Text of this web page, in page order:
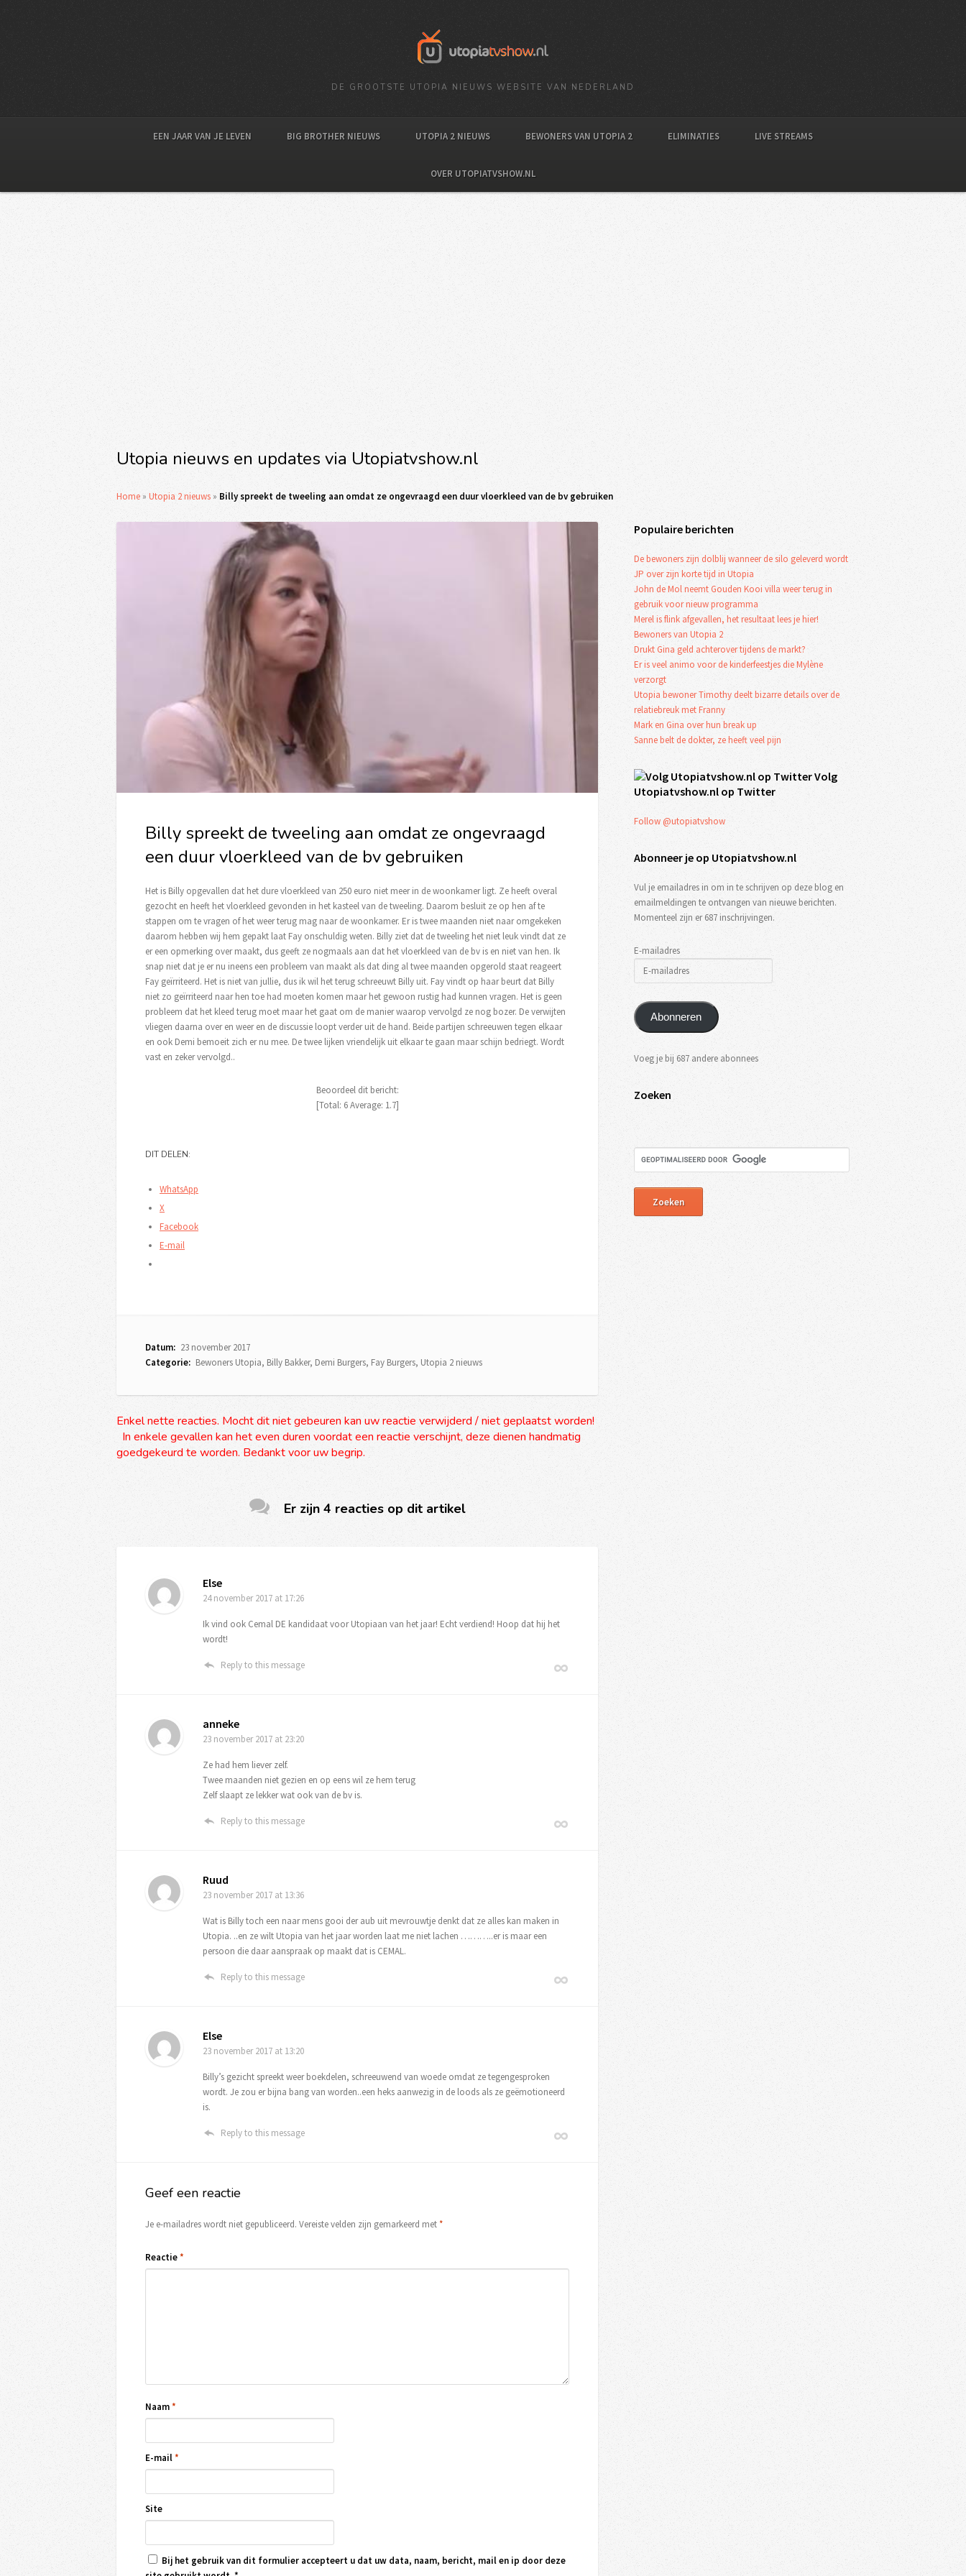
DE GROOTSTE UTOPIA NIEUWS WEBSITE VAN NEDERLAND
EEN JAAR VAN JE LEVEN BIG BROTHER NIEUWS UTOPIA 2 NIEUWS BEWONERS VAN UTOPIA 2 ELIMINATIES LIVE STREAMS
OVER UTOPIATVSHOW.NL
Utopia nieuws en updates via Utopiatvshow.nl
Home » Utopia 2 nieuws » Billy spreekt de tweeling aan omdat ze ongevraagd een duur vloerkleed van de bv gebruiken
Billy spreekt de tweeling aan omdat ze ongevraagd
een duur vloerkleed van de bv gebruiken
Het is Billy opgevallen dat het dure vloerkleed van 250 euro niet meer in de woonkamer ligt. Ze heeft overal
gezocht en heeft het vloerkleed gevonden in het kasteel van de tweeling. Daarom besluit ze op hen af te
stappen om te vragen of het weer terug mag naar de woonkamer. Er is twee maanden niet naar omgekeken
daarom hebben wij hem gepakt laat Fay onschuldig weten. Billy ziet dat de tweeling het niet leuk vindt dat ze
er een opmerking over maakt, dus geeft ze nogmaals aan dat het vloerkleed van de bv is en niet van hen. Ik
snap niet dat je er nu ineens een probleem van maakt als dat ding al twee maanden opgerold staat reageert
Fay geïrriteerd. Het is niet van jullie, dus ik wil het terug schreeuwt Billy uit. Fay vindt op haar beurt dat Billy
niet zo geïrriteerd naar hen toe had moeten komen maar het gewoon rustig had kunnen vragen. Het is geen
probleem dat het kleed terug moet maar het gaat om de manier waarop vervolgd ze nog bozer. De verwijten
vliegen daarna over en weer en de discussie loopt verder uit de hand. Beide partijen schreeuwen tegen elkaar
en ook Demi bemoeit zich er nu mee. De twee lijken vriendelijk uit elkaar te gaan maar schijn bedriegt. Wordt
vast en zeker vervolgd..
Beoordeel dit bericht:
[Total: 6Average: 1.7]
DIT DELEN:
WhatsApp
X
Facebook
E-mail
Datum: 23 november 2017
Categorie: Bewoners Utopia, Billy Bakker, Demi Burgers, Fay Burgers, Utopia 2 nieuws
Enkel nette reacties. Mocht dit niet gebeuren kan uw reactie verwijderd / niet geplaatst worden!
In enkele gevallen kan het even duren voordat een reactie verschijnt, deze dienen handmatig
goedgekeurd te worden. Bedankt voor uw begrip.
Er zijn 4 reacties op dit artikel
Else
24 november 2017 at 17:26
Ik vind ook Cemal DE kandidaat voor Utopiaan van het jaar! Echt verdiend! Hoop dat hij het
wordt!
Reply to this message
anneke
23 november 2017 at 23:20
Ze had hem liever zelf.
Twee maanden niet gezien en op eens wil ze hem terug
Zelf slaapt ze lekker wat ook van de bv is.
Reply to this message
Ruud
23 november 2017 at 13:36
Wat is Billy toch een naar mens gooi der aub uit mevrouwtje denkt dat ze alles kan maken in
Utopia. ..en ze wilt Utopia van het jaar worden laat me niet lachen ………..er is maar een
persoon die daar aanspraak op maakt dat is CEMAL.
Reply to this message
Else
23 november 2017 at 13:20
Billy’s gezicht spreekt weer boekdelen, schreeuwend van woede omdat ze tegengesproken
wordt. Je zou er bijna bang van worden..een heks aanwezig in de loods als ze geëmotioneerd
is.
Reply to this message
Geef een reactie
Je e-mailadres wordt niet gepubliceerd. Vereiste velden zijn gemarkeerd met*
Reactie*
Naam*
E-mail*
Site
Bij het gebruik van dit formulier accepteert u dat uw data, naam, bericht, mail en ip door deze
Populaire berichten
De bewoners zijn dolblij wanneer de silo geleverd wordt
JP over zijn korte tijd in Utopia
John de Mol neemt Gouden Kooi villa weer terug in
gebruik voor nieuw programma
Merel is flink afgevallen, het resultaat lees je hier!
Bewoners van Utopia 2
Drukt Gina geld achterover tijdens de markt?
Er is veel animo voor de kinderfeestjes die Mylène
verzorgt
Utopia bewoner Timothy deelt bizarre details over de
relatiebreuk met Franny
Mark en Gina over hun break up
Sanne belt de dokter, ze heeft veel pijn
Volg
Utopiatvshow.nl op Twitter
Follow @utopiatvshow
Abonneer je op Utopiatvshow.nl
Vul je emailadres in om in te schrijven op deze blog en
emailmeldingen te ontvangen van nieuwe berichten.
Momenteel zijn er 687 inschrijvingen.
E-mailadres
Abonneren
Voeg je bij 687 andere abonnees
Zoeken